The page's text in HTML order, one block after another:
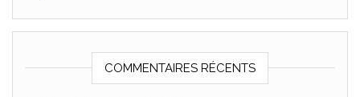
COMMENTAIRES RÉCENTS